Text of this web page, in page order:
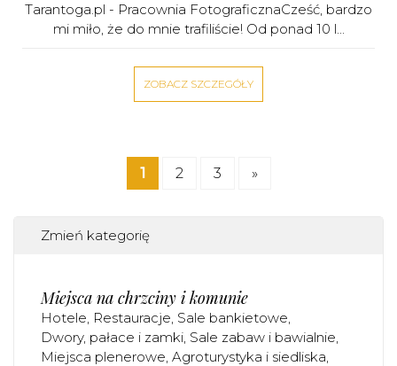
Tarantoga.pl - Pracownia FotograficznaCześć, bardzo
mi miło, że do mnie trafiliście! Od ponad 10 l...
ZOBACZ SZCZEGÓŁY
1 2 3 »
Zmień kategorię
Miejsca na chrzciny i komunie
Hotele Restauracje Sale bankietowe
Dwory, pałace i zamki Sale zabaw i bawialnie
Miejsca plenerowe Agroturystyka i siedliska